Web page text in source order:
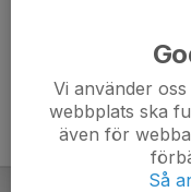
Vi använder
webbplats ska
även för
Så